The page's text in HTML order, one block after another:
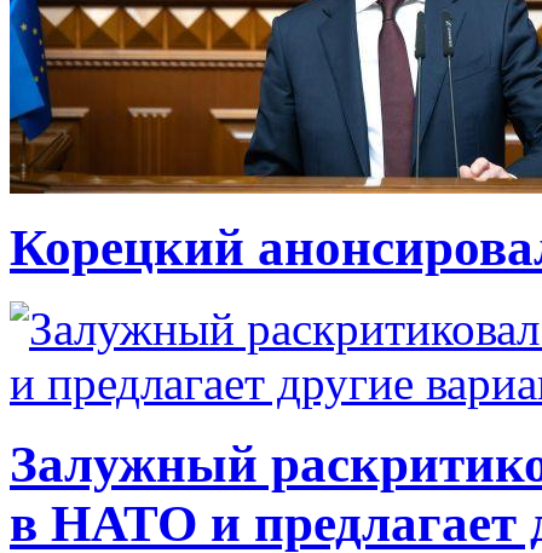
Корецкий
Залужный
в НАТО и предлагает